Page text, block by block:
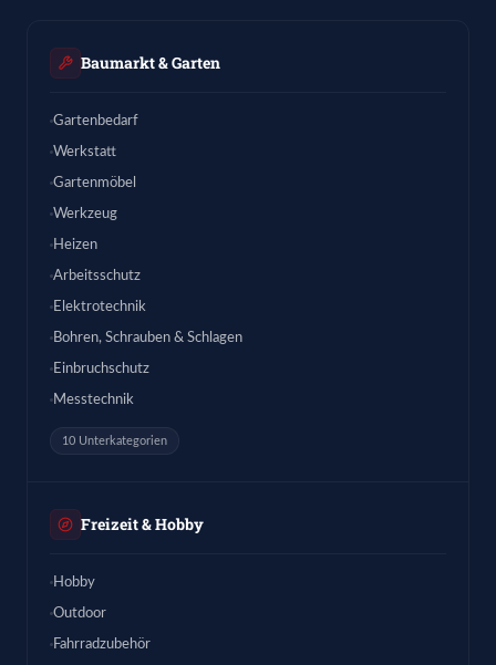
Baumarkt & Garten
Gartenbedarf
Werkstatt
Gartenmöbel
Werkzeug
Heizen
Arbeitsschutz
Elektrotechnik
Bohren, Schrauben & Schlagen
Einbruchschutz
Messtechnik
10 Unterkategorien
Freizeit & Hobby
Hobby
Outdoor
Fahrradzubehör